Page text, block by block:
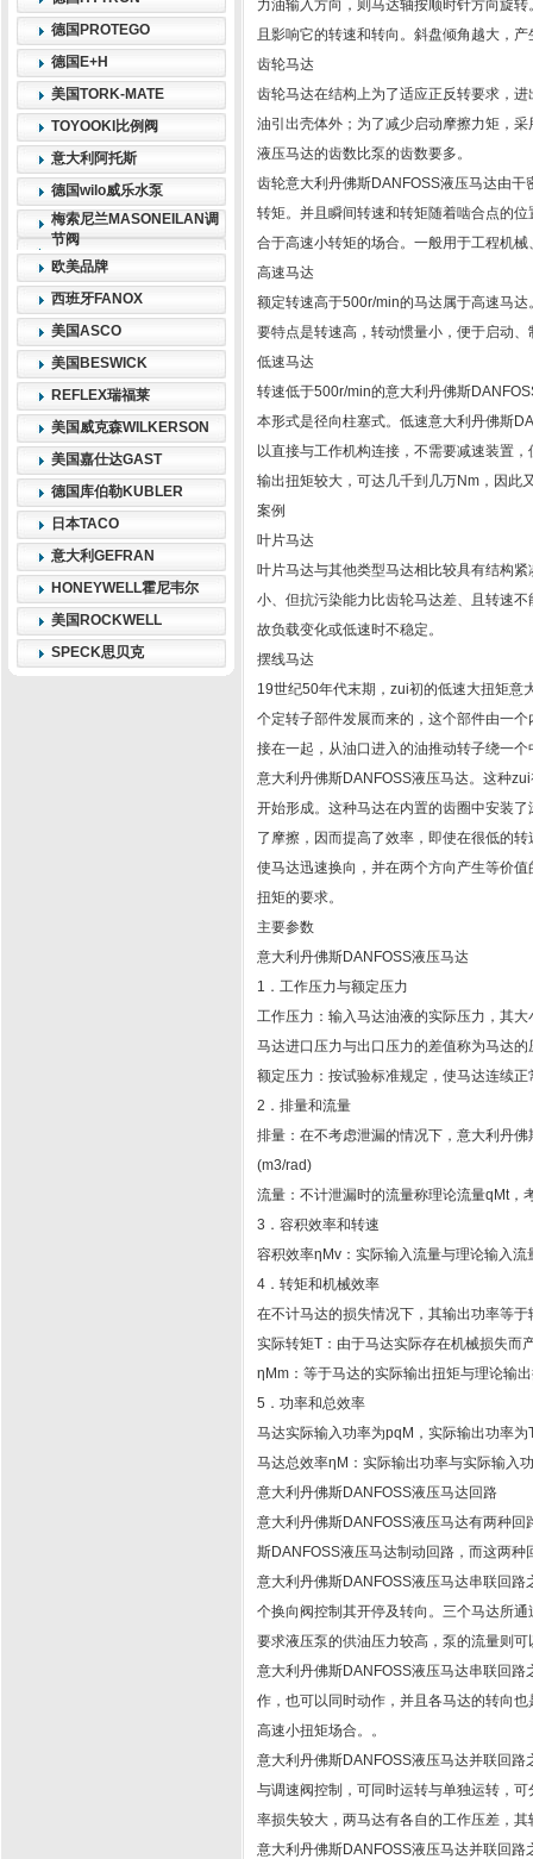
德国PROTEGO
德国E+H
美国TORK-MATE
TOYOOKI比例阀
意大利阿托斯
德国wilo威乐水泵
梅索尼兰MASONEILAN调
节阀
欧美品牌
西班牙FANOX
美国ASCO
美国BESWICK
REFLEX瑞福莱
美国威克森WILKERSON
美国嘉仕达GAST
德国库伯勒KUBLER
日本TACO
意大利GEFRAN
HONEYWELL霍尼韦尔
美国ROCKWELL
SPECK思贝克
力油输入方向，则马达轴按顺时针方向旋
且影响它的转速和转向。斜盘倾角越大，
齿轮马达
齿轮马达在结构上为了适应正反转要求，
油引出壳体外；为了减少启动摩擦力矩，
液压马达的齿数比泵的齿数要多。
齿轮意大利丹佛斯DANFOSS液压马达由
转矩。并且瞬间转速和转矩随着啮合点的
合于高速小转矩的场合。一般用于工程机
高速马达
额定转速高于500r/min的马达属于高速马
要特点是转速高，转动惯量小，便于启动
低速马达
转速低于500r/min的意大利丹佛斯
本形式是径向柱塞式。低速意大利丹佛斯
以直接与工作机构连接，不需要减速装置
输出扭矩较大，可达几千到几万Nm，因此
案例
叶片马达
叶片马达与其他类型马达相比较具有结构
小、但抗污染能力比齿轮马达差、且转速
故负载变化或低速时不稳定。
摆线马达
19世纪50年代末期，zui初的低速大扭矩意
个定转子部件发展而来的，这个部件由一
接在一起，从油口进入的油推动转子绕一
意大利丹佛斯DANFOSS液压马达。这种
开始形成。这种马达在内置的齿圈中安装
了摩擦，因而提高了效率，即使在很低的
使马达迅速换向，并在两个方向产生等价
扭矩的要求。
主要参数
意大利丹佛斯DANFOSS液压马达
1．工作压力与额定压力
工作压力：输入马达油液的实际压力，其
马达进口压力与出口压力的差值称为马达的
额定压力：按试验标准规定，使马达连续
2．排量和流量
排量：在不考虑泄漏的情况下，意大利丹
(m3/rad)
流量：不计泄漏时的流量称理论流量qMt，
3．容积效率和转速
容积效率ηMv：实际输入流量与理论输入流
4．转矩和机械效率
在不计马达的损失情况下，其输出功率等于
实际转矩T：由于马达实际存在机械损失而
ηMm：等于马达的实际输出扭矩与理论输
5．功率和总效率
马达实际输入功率为pqM，实际输出功率
马达总效率ηM：实际输出功率与实际输入
意大利丹佛斯DANFOSS液压马达回路
意大利丹佛斯DANFOSS液压马达有两种
斯DANFOSS液压马达制动回路，而这两种
意大利丹佛斯DANFOSS液压马达串联回
个换向阀控制其开停及转向。三个马达所
要求液压泵的供油压力较高，泵的流量则
意大利丹佛斯DANFOSS液压马达串联回
作，也可以同时动作，并且各马达的转向
高速小扭矩场合。 。
意大利丹佛斯DANFOSS液压马达并联回
与调速阀控制，可同时运转与单独运转，
率损失较大，两马达有各自的工作压差，
意大利丹佛斯DANFOSS液压马达并联回